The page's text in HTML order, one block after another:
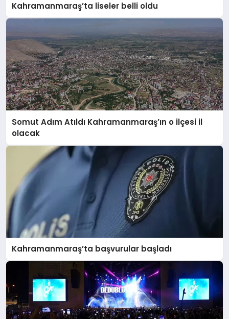
Kahramanmaraş’ta liseler belli oldu
Somut Adım Atıldı Kahramanmaraş’ın o ilçesi il
olacak
Kahramanmaraş’ta başvurular başladı